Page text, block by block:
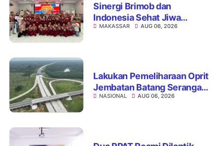
Sinergi Brimob dan
Indonesia Sehat Jiwa
Hadirkan Pojok Curhat,
MAKASSAR AUG 06, 2026
Lakukan Pemeliharaan Oprit
Jembatan Batang Serangan,
Hutama Karya Uji Coba
NASIONAL AUG 06, 2026